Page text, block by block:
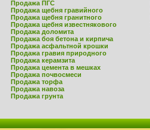
Продажа ПГС
Продажа щебня гравийного
Продажа щебня гранитного
Продажа щебня известнякового
Продажа доломита
Продажа боя бетона и кирпича
Продажа асфальтной крошки
Продажа гравия природного
Продажа керамзита
Продажа цемента в мешках
Продажа почвосмеси
Продажа торфа
Продажа навоза
Продажа грунта